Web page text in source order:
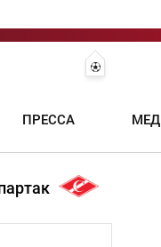
- Валерий Брошин
ПРЕССА